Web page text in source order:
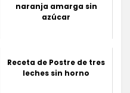
naranja amarga sin
azúcar
Receta de Postre de tres
leches sin horno